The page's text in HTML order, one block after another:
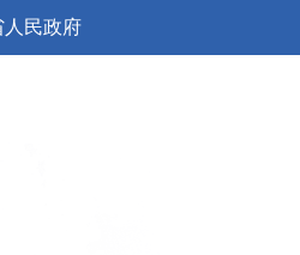
人民政府